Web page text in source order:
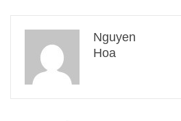
Nguyen
Hoa